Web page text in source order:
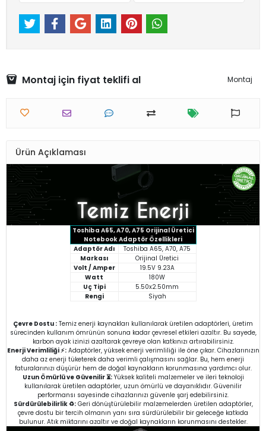
Montaj için fiyat teklifi al Montaj
Ürün Açıklaması
Toshiba A65, A70, A75 Orijinal Üretici
Notebook Adaptör Özellikleri
Adaptör Adı
Toshiba A65, A70, A75
Markası
Orijinal Üretici
Volt / Amper
19.5V 9.23A
Watt
180W
Uç Tipi
5.50x2.50mm
Rengi
Siyah
Çevre Dostu : Temiz enerji kaynakları kullanılarak üretilen adaptörleri, üretim
sürecinden kullanım ömrünün sonuna kadar çevresel etkileri azaltır. Bu sayede,
karbon ayak izinizi azaltarak çevreye olan katkınızı artırabilirsiniz.
Enerji Verimliliği ⚡:Adaptörler, yüksek enerji verimliliği ile öne çıkar. Cihazlarınızın
daha az enerji tüketerek daha verimli çalışmasını sağlar. Bu, hem enerji
faturalarınızı düşürür hem de doğal kaynakların korunmasına yardımcı olur.
Uzun Ömürlü ve Güvenilir ⏳:Yüksek kaliteli malzemeler ve ileri teknoloji
kullanılarak üretilen adaptörler, uzun ömürlü ve dayanıklıdır. Güvenilir
performansı sayesinde cihazlarınızı güvenle şarj edebilirsiniz.
Sürdürülebilirlik ♻️:Geri dönüştürülebilir malzemelerden üretilen adaptörler,
çevre dostu bir tercih olmanın yanı sıra sürdürülebilir bir geleceğe katkıda
bulunur. Atık miktarını azaltır ve doğal kaynakların korunmasını destekler.